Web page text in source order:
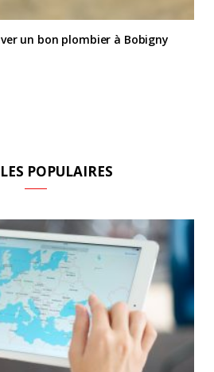
un bon plombier à Bobigny
POPULAIRES